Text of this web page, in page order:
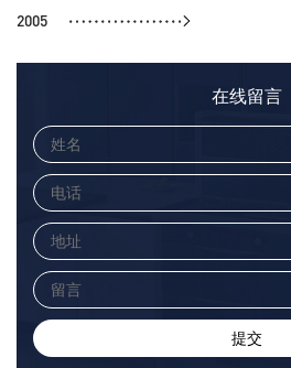
2005
在线留言
提交